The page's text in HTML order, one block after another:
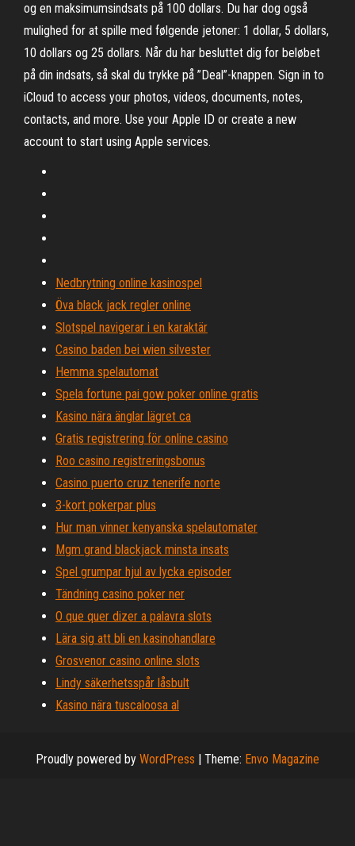
og en maksimumsindsats på 100 dollars. Du har dog også
mulighed for at spille med følgende jetoner: 1 dollar, 5 dollars,
10 dollars og 25 dollars. Når du har besluttet dig for beløbet
på din indsats, så skal du trykke på ”Deal”-knappen. Sign in to
iCloud to access your photos, videos, documents, notes,
contacts, and more. Use your Apple ID or create a new
account to start using Apple services.
Nedbrytning online kasinospel
Öva black jack regler online
Slotspel navigerar i en karaktär
Casino baden bei wien silvester
Hemma spelautomat
Spela fortune pai gow poker online gratis
Kasino nära änglar lägret ca
Gratis registrering för online casino
Roo casino registreringsbonus
Casino puerto cruz tenerife norte
3-kort pokerpar plus
Hur man vinner kenyanska spelautomater
Mgm grand blackjack minsta insats
Spel grumpar hjul av lycka episoder
Tändning casino poker ner
O que quer dizer a palavra slots
Lära sig att bli en kasinohandlare
Grosvenor casino online slots
Lindy säkerhetsspår låsbult
Kasino nära tuscaloosa al
Proudly powered by WordPress | Theme: Envo Magazine